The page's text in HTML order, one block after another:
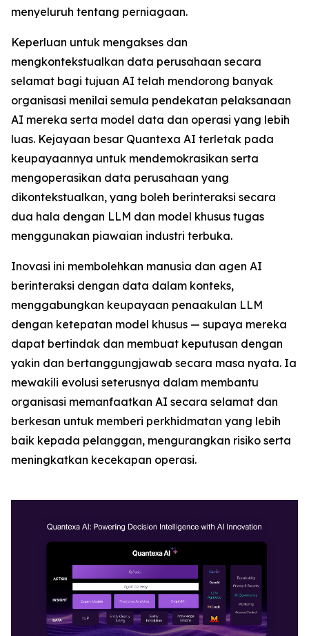
menyeluruh tentang perniagaan.
Keperluan untuk mengakses dan
mengkontekstualkan data perusahaan secara
selamat bagi tujuan AI telah mendorong banyak
organisasi menilai semula pendekatan pelaksanaan
AI mereka serta model data dan operasi yang lebih
luas. Kejayaan besar Quantexa AI terletak pada
keupayaannya untuk mendemokrasikan serta
mengoperasikan data perusahaan yang
dikontekstualkan, yang boleh berinteraksi secara
dua hala dengan LLM dan model khusus tugas
menggunakan piawaian industri terbuka.
Inovasi ini membolehkan manusia dan agen AI
berinteraksi dengan data dalam konteks,
menggabungkan keupayaan penaakulan LLM
dengan ketepatan model khusus — supaya mereka
dapat bertindak dan membuat keputusan dengan
yakin dan bertanggungjawab secara masa nyata. Ia
mewakili evolusi seterusnya dalam membantu
organisasi memanfaatkan AI secara selamat dan
berkesan untuk memberi perkhidmatan yang lebih
baik kepada pelanggan, mengurangkan risiko serta
meningkatkan kecekapan operasi.